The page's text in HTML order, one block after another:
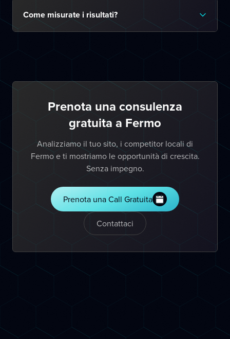
Come misurate i risultati?
Prenota una consulenza
gratuita a Fermo
Analizziamo il tuo sito, i competitor locali di
Fermo e ti mostriamo le opportunità di crescita.
Senza impegno.
Prenota una Call Gratuita
Contattaci